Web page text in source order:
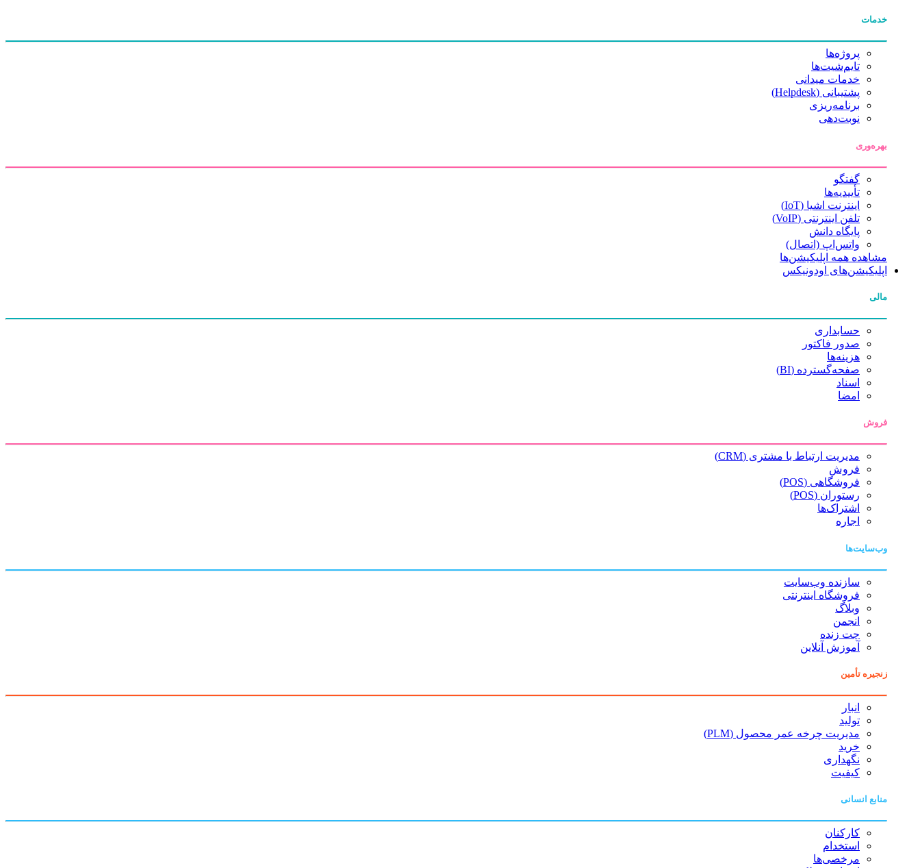
خدمات
پروژه‌ها
تایم‌شیت‌ها
خدمات میدانی
پشتیبانی (Helpdesk)
برنامه‌ریزی
نوبت‌دهی
بهره‌وری
گفتگو
تأییدیه‌ها
اینترنت اشیا (IoT)
تلفن اینترنتی (VoIP)
پایگاه دانش
واتس‌اپ (اتصال)
مشاهده همه اپلیکیشن‌ها
اپلیکیشن‌های اودونیکس
مالی
حسابداری
صدور فاکتور
هزینه‌ها
صفحه‌گسترده (BI)
اسناد
امضا
فروش
مدیریت ارتباط با مشتری (CRM)
فروش
فروشگاهی (POS)
رستوران (POS)
اشتراک‌ها
اجاره
وب‌سایت‌ها
سازنده وب‌سایت
فروشگاه اینترنتی
وبلاگ
انجمن
چت زنده
آموزش آنلاین
زنجیره تأمین
انبار
تولید
مدیریت چرخه عمر محصول (PLM)
خرید
نگهداری
کیفیت
منابع انسانی
کارکنان
استخدام
مرخصی‌ها